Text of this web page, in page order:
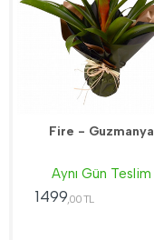
Fire - Guzmanya
Aynı Gün Teslim
1499,00 TL